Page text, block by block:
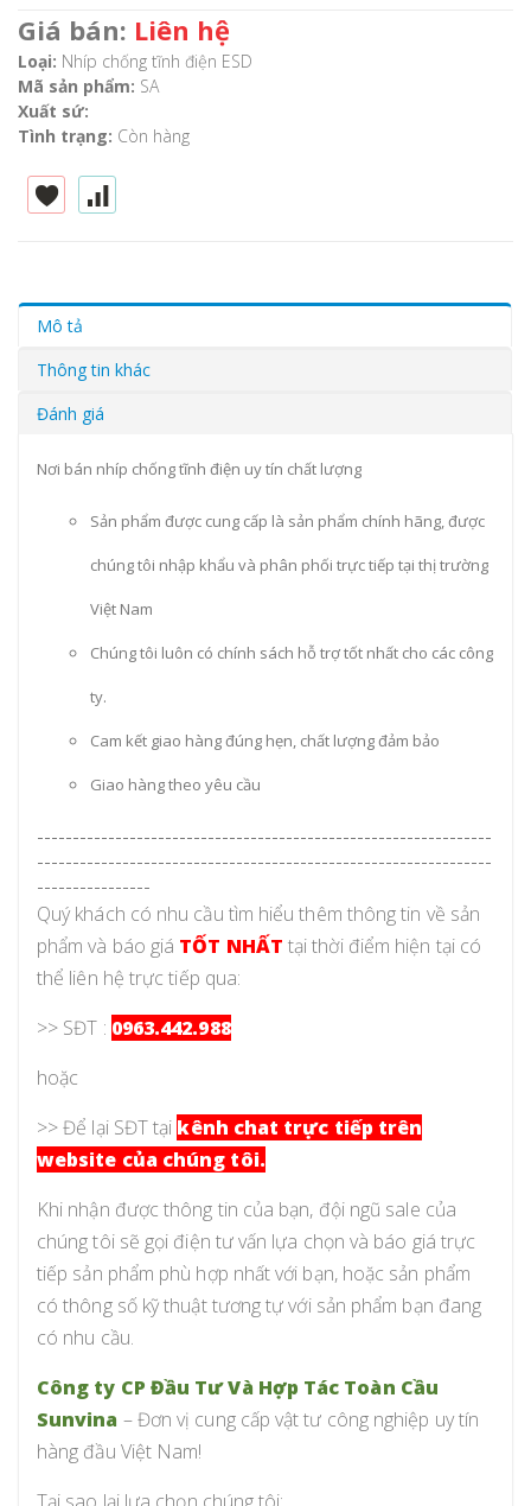
Giá bán: Liên hệ
Loại: Nhíp chống tĩnh điện ESD
Mã sản phẩm: SA
Xuất sứ:
Tình trạng: Còn hàng
Mô tả
Thông tin khác
Đánh giá
Nơi bán nhíp chống tĩnh điện uy tín chất lượng
Sản phẩm được cung cấp là sản phẩm chính hãng, được
chúng tôi nhập khẩu và phân phối trực tiếp tại thị trường
Việt Nam
Chúng tôi luôn có chính sách hỗ trợ tốt nhất cho các công
ty.
Cam kết giao hàng đúng hẹn, chất lượng đảm bảo
Giao hàng theo yêu cầu
----------------------------------------------------------------
----------------------------------------------------------------
----------------
Quý khách có nhu cầu tìm hiểu thêm thông tin về sản
phẩm và báo giá TỐT NHẤT tại thời điểm hiện tại có
thể liên hệ trực tiếp qua:
>> SĐT : 0963.442.988
hoặc
>> Để lại SĐT tại kênh chat trực tiếp trên
website của chúng tôi.
Khi nhận được thông tin của bạn, đội ngũ sale của
chúng tôi sẽ gọi điện tư vấn lựa chọn và báo giá trực
tiếp sản phẩm phù hợp nhất với bạn, hoặc sản phẩm
có thông số kỹ thuật tương tự với sản phẩm bạn đang
có nhu cầu.
Công ty CP Đầu Tư Và Hợp Tác Toàn Cầu
Sunvina – Đơn vị cung cấp vật tư công nghiệp uy tín
hàng đầu Việt Nam!